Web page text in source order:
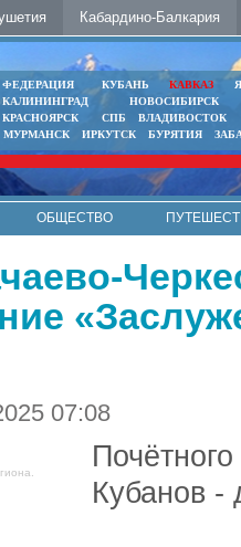
Кабардино-Балкария
ФЕДЕРАЦИЯ КУБАНЬ КАВКАЗ
КАЛИНИНГРАД
НОВОСИБИРСК
КРАСНОЯРСК
СПБ
ВЛАДИВОСТОК
МУРМАНСК
ИРКУТСК БУРЯТИЯ
ОБЩЕСТВО
07:08
Кубанов -